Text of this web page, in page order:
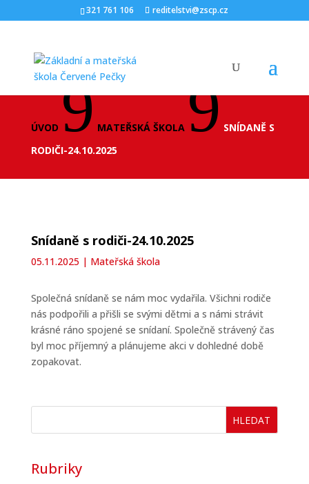
321 761 106 reditelstvi@zscp.cz
ÚVOD 9 MATEŘSKÁ ŠKOLA 9 SNÍDANĚ S
RODIČI-24.10.2025
Snídaně s rodiči-24.10.2025
05.11.2025 | Mateřská škola
Společná snídaně se nám moc vydařila. Všichni rodiče
nás podpořili a přišli se svými dětmi a s námi strávit
krásné ráno spojené se snídaní. Společně strávený čas
byl moc příjemný a plánujeme akci v dohledné době
zopakovat.
HLEDAT
Rubriky